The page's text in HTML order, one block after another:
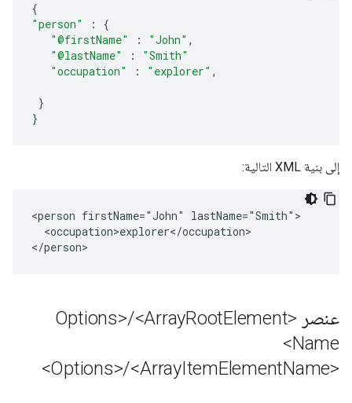
{
"person"
:
{
"@firstName"
: "John" ,
"@lastName"
:
"Smith"
"occupation"
: "explorer" ,
}
}
إلى بنية XML التالية:
<person firstName="John" lastName="Smith">
  <occupation>explorer</occupation>
</person>
عنصر <Options> /<ArrayRootElement
Name>
<Options>
/<ArrayItemElementName>